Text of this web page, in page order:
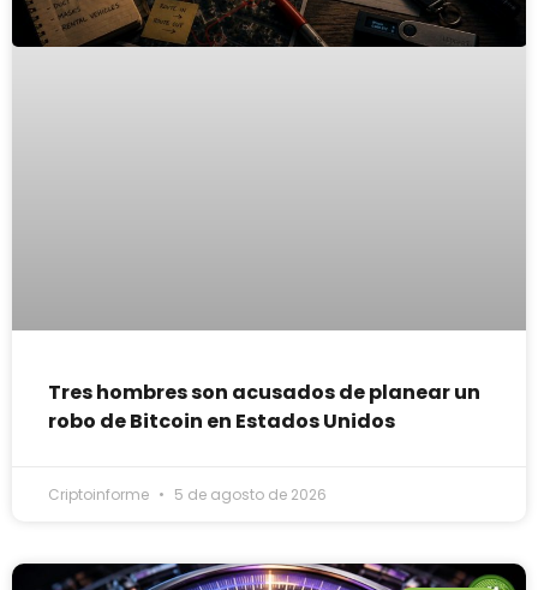
Tres hombres son acusados de planear un
robo de Bitcoin en Estados Unidos
Criptoinforme 5 de agosto de 2026